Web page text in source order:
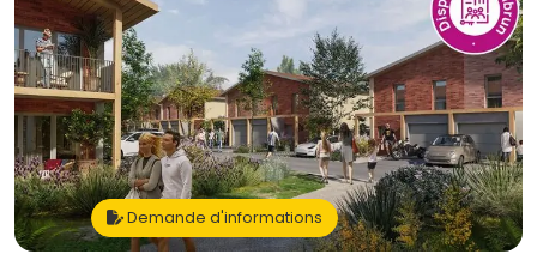
Demande d'informations